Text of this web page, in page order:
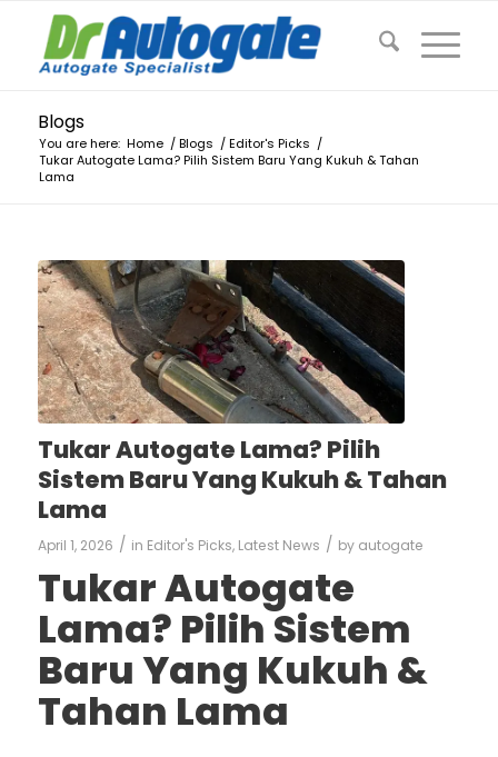
Blogs
You are here: Home / Blogs / Editor's Picks /
Tukar Autogate Lama? Pilih Sistem Baru Yang Kukuh & Tahan
Lama
Tukar Autogate Lama? Pilih
Sistem Baru Yang Kukuh & Tahan
Lama
April 1, 2026 / in Editor's Picks, Latest News / by autogate
Tukar Autogate
Lama? Pilih Sistem
Baru Yang Kukuh &
Tahan Lama